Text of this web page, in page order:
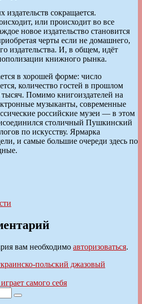
издательств сокращается.
или происходит во все
новое издательство становится
черты если не домашнего,
издательства. И, в общем, идёт
книжного рынка.
в хорошей форме: число
количество гостей в прошлом
тысяч. Помимо книгоиздателей на
музыканты, современные
российские музеи — в этом
столичный Пушкинский
по искусству. Ярмарка
и самые большие очереди здесь по
вам необходимо авторизоваться.
польский джазовый
самого себя
Поиск